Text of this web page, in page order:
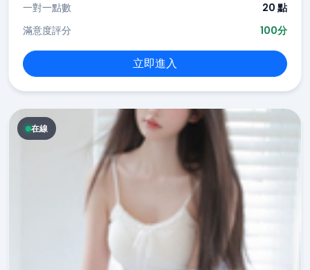
一對一點數
20 點
滿意度評分
100分
立即進入
在線